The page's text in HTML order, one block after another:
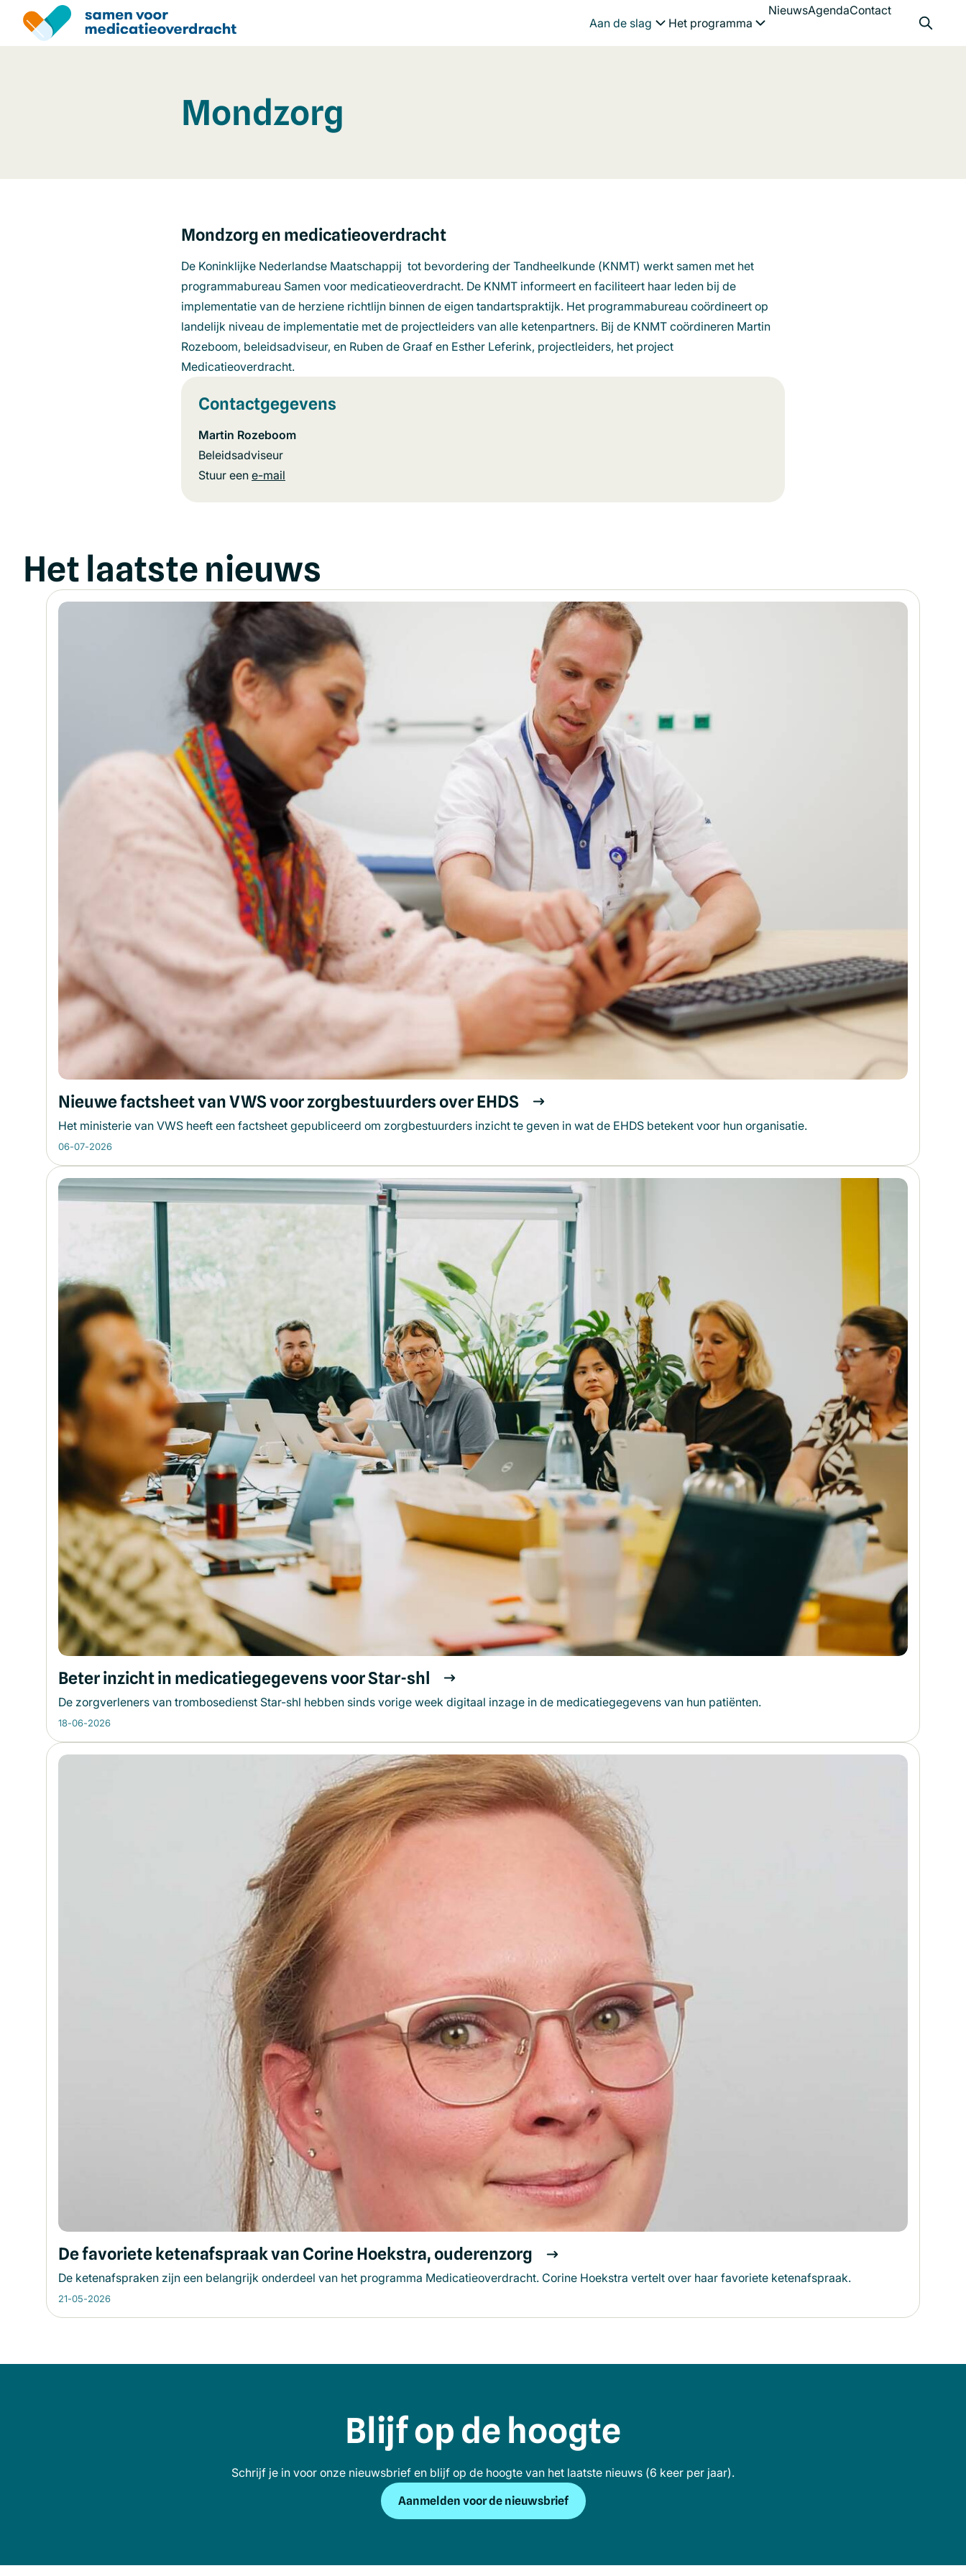
Overslaan
en
Aan de slag
Menu openen
Het programma
Menu openen
NieuwsAgendaContact
Mondzorg
Mondzorg en medicatieoverdracht
De Koninklijke Nederlandse Maatschappij tot bevordering der Tandheelkunde (KNMT) werkt samen met het
programmabureau Samen voor medicatieoverdracht. De KNMT informeert en faciliteert haar leden bij de
implementatie van de herziene richtlijn binnen de eigen tandartspraktijk. Het programmabureau coördineert op
landelijk niveau de implementatie met de projectleiders van alle ketenpartners. Bij de KNMT coördineren Martin
Rozeboom, beleidsadviseur, en Ruben de Graaf en Esther Leferink, projectleiders, het project
Medicatieoverdracht.
Contactgegevens
Martin Rozeboom
Beleidsadviseur
Stuur een e-mail
Het laatste nieuws
Nieuwe factsheet van VWS voor zorgbestuurders over EHDS
Het ministerie van VWS heeft een factsheet gepubliceerd om zorgbestuurders inzicht te geven in wat de EHDS betekent voor hun organisatie.
06-07-2026
Beter inzicht in medicatiegegevens voor Star-shl
De zorgverleners van trombosedienst Star-shl hebben sinds vorige week digitaal inzage in de medicatiegegevens van hun patiënten.
18-06-2026
De favoriete ketenafspraak van Corine Hoekstra, ouderenzorg
De ketenafspraken zijn een belangrijk onderdeel van het programma Medicatieoverdracht. Corine Hoekstra vertelt over haar favoriete ketenafspraak.
21-05-2026
Blijf op de hoogte
Schrijf je in voor onze nieuwsbrief en blijf op de hoogte van het laatste nieuws (6 keer per jaar).
Aanmelden voor de nieuwsbrief